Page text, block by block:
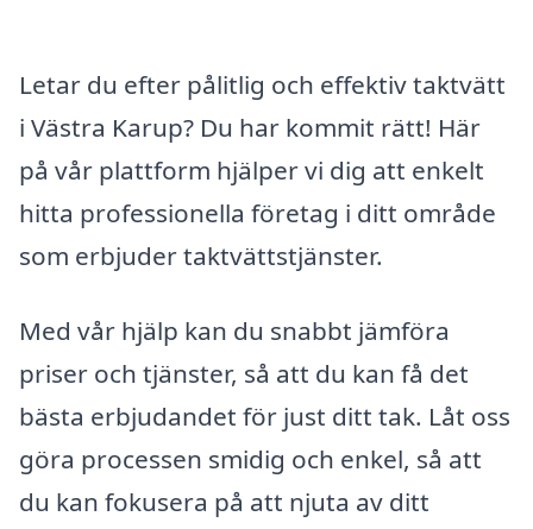
Letar du efter pålitlig och effektiv taktvätt
i Västra Karup? Du har kommit rätt! Här
på vår plattform hjälper vi dig att enkelt
hitta professionella företag i ditt område
som erbjuder taktvättstjänster.
Med vår hjälp kan du snabbt jämföra
priser och tjänster, så att du kan få det
bästa erbjudandet för just ditt tak. Låt oss
göra processen smidig och enkel, så att
du kan fokusera på att njuta av ditt